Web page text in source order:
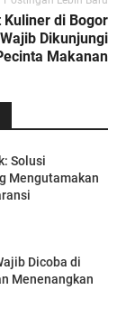
Kuliner di Bogor
Dikunjungi
Makanan
Solusi
Mengutamakan
Dicoba di
Menenangkan